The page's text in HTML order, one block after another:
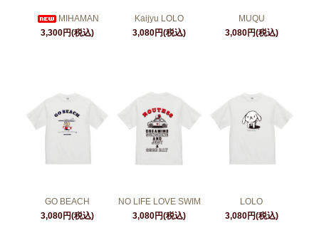
MIHAMAN
3,300円(税込)
Kaijyu LOLO
3,080円(税込)
MUQU
3,080円(税込)
GO BEACH
3,080円(税込)
NO LIFE LOVE SWIM
3,080円(税込)
LOLO
3,080円(税込)